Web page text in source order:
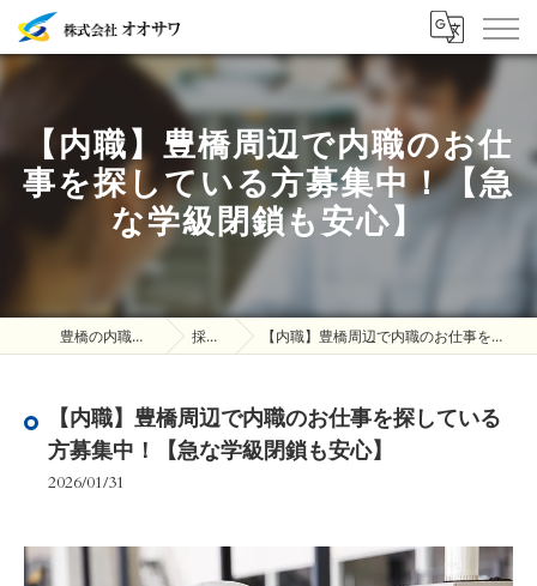
【内職】豊橋周辺で内職のお仕
事を探している方募集中！【急
な学級閉鎖も安心】
豊橋の内職は株式会社オオサワ 採用ブログ 【内職】豊橋周辺で内職のお仕事を探している方募集中！【急な学級閉鎖も安心】
【内職】豊橋周辺で内職のお仕事を探している
方募集中！【急な学級閉鎖も安心】
2026/01/31